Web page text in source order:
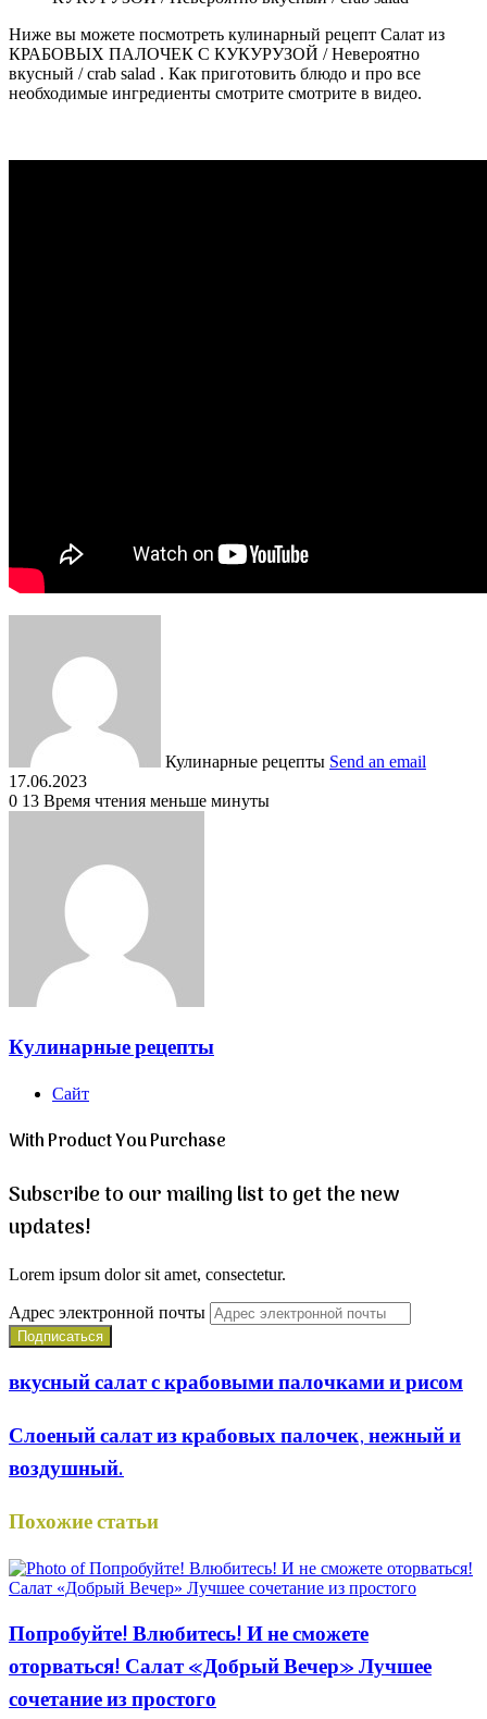
Ниже вы можете посмотреть кулинарный рецепт Салат из
КРАБОВЫХ ПАЛОЧЕК С КУКУРУЗОЙ / Невероятно
вкусный / crab salad . Как приготовить блюдо и про все
необходимые ингредиенты смотрите смотрите в видео.
Кулинарные рецепты Send an email
17.06.2023
0 13 Время чтения меньше минуты
Кулинарные рецепты
Сайт
With Product You Purchase
Subscribe to our mailing list to get the new
updates!
Lorem ipsum dolor sit amet, consectetur.
Адрес электронной почты
вкусный салат с крабовыми палочками и рисом
Слоеный салат из крабовых палочек, нежный и
воздушный.
Похожие статьи
Попробуйте! Влюбитесь! И не сможете
оторваться! Салат «Добрый Вечер» Лучшее
сочетание из простого